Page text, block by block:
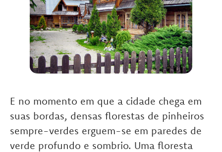
E no momento em que a cidade chega em
suas bordas, densas florestas de pinheiros
sempre-verdes erguem-se em paredes de
verde profundo e sombrio. Uma floresta